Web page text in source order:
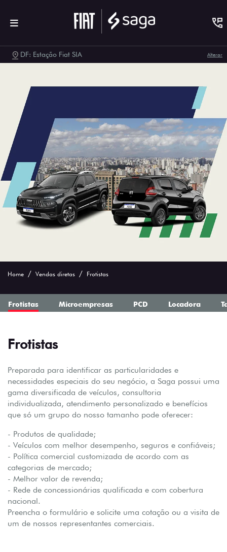
DF: Estação Fiat SIA Alterar
Home Vendas diretas Frotistas
Microempresas PCD Locadora
Frotistas
Frotistas
Preparada para identificar as particularidades e
necessidades especiais do seu negócio, a Saga possui uma
gama diversificada de veículos, consultoria
individualizada, atendimento personalizado e benefícios
que só um grupo do nosso tamanho pode oferecer:
- Produtos de qualidade;
- Veículos com melhor desempenho, seguros e confiáveis;
- Política comercial customizada de acordo com as
categorias de mercado;
- Melhor valor de revenda;
- Rede de concessionárias qualificada e com cobertura
nacional.
Preencha o formulário e solicite uma cotação ou a visita de
um de nossos representantes comerciais.